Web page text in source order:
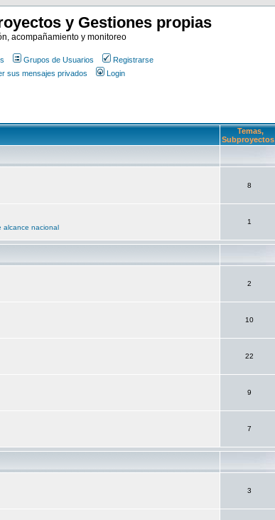
y Gestiones propias
acompañamiento y monitoreo
Grupos de Usuarios
Registrarse
sus mensajes privados Login
Temas,
Subproyectos
8
alcance nacional
1
2
10
22
9
7
3